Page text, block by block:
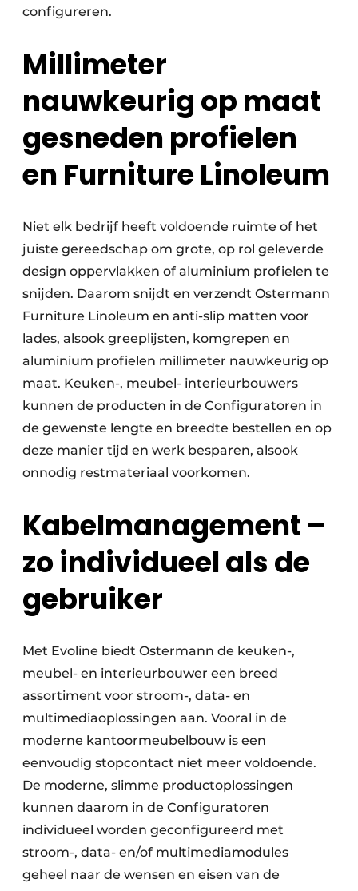
configureren.
Millimeter
nauwkeurig op maat
gesneden profielen
en Furniture Linoleum
Niet elk bedrijf heeft voldoende ruimte of het
juiste gereedschap om grote, op rol geleverde
design oppervlakken of aluminium profielen te
snijden. Daarom snijdt en verzendt Ostermann
Furniture Linoleum en anti-slip matten voor
lades, alsook greeplijsten, komgrepen en
aluminium profielen millimeter nauwkeurig op
maat. Keuken-, meubel- interieurbouwers
kunnen de producten in de Configuratoren in
de gewenste lengte en breedte bestellen en op
deze manier tijd en werk besparen, alsook
onnodig restmateriaal voorkomen.
Kabelmanagement –
zo individueel als de
gebruiker
Met Evoline biedt Ostermann de keuken-,
meubel- en interieurbouwer een breed
assortiment voor stroom-, data- en
multimediaoplossingen aan. Vooral in de
moderne kantoormeubelbouw is een
eenvoudig stopcontact niet meer voldoende.
De moderne, slimme productoplossingen
kunnen daarom in de Configuratoren
individueel worden geconfigureerd met
stroom-, data- en/of multimediamodules
geheel naar de wensen en eisen van de